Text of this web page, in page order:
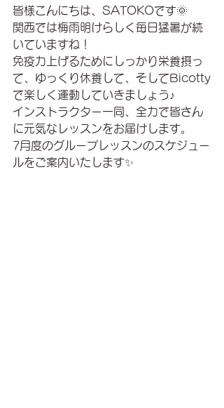
皆様こんにちは、SATOKOです🌞
関西では梅雨明けらしく毎日猛暑が続
いていますね！
免疫力上げるためにしっかり栄養摂っ
て、ゆっくり休養して、そしてBicotty
で楽しく運動していきましょう♪
インストラクター一同、全力で皆さん
に元気なレッスンをお届けします。
7月度のグループレッスンのスケジュー
ルをご案内いたします✨